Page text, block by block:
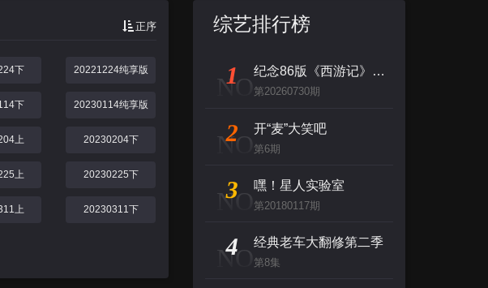
主演：
一夜之间，我变成影后了
主演：
不在灯火阑珊处2025
千金小妹要打工
正序
下 20221224纯享版
下 20230114纯享版
上 20230204下
上 20230225下
上 20230311下
综艺排行榜
NO
1 纪念86版《西游记》播出四十周年文艺晚会
第20260730期
NO
2 开“麦”大笑吧
第6期
NO
3 嘿！星人实验室
第20180117期
NO
4 经典老车大翻修第二季
第8集